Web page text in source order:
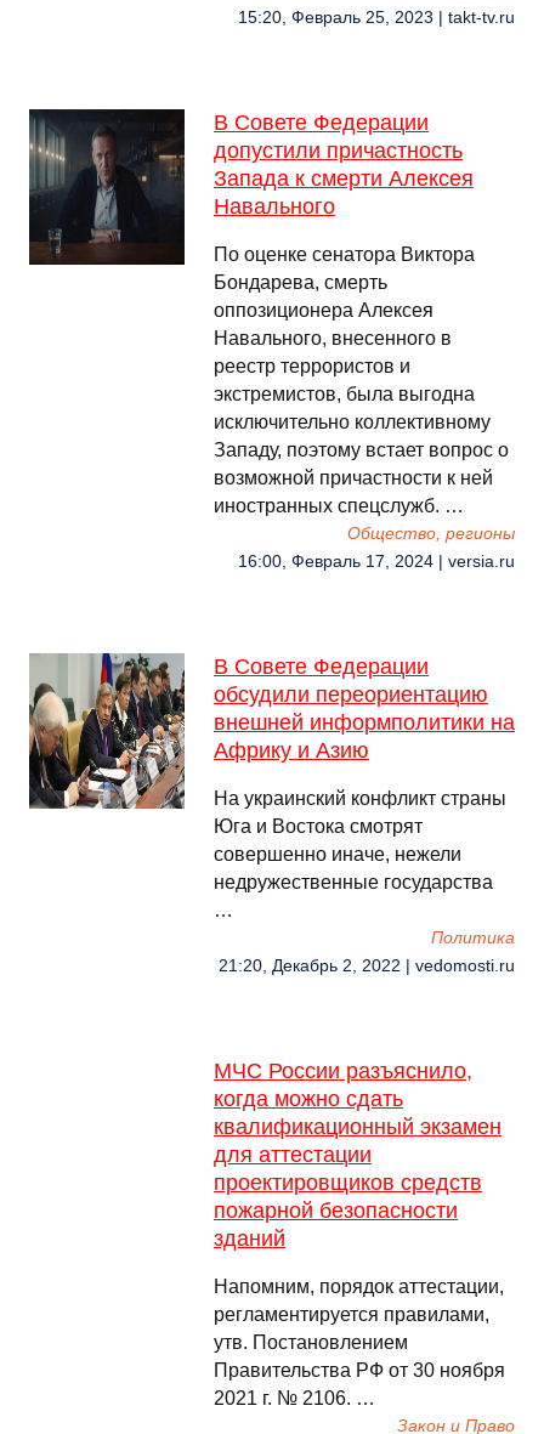
15:20, Февраль 25, 2023 | takt-tv.ru
В Совете Федерации
допустили причастность
Запада к смерти Алексея
Навального
По оценке сенатора Виктора
Бондарева, смерть
оппозиционера Алексея
Навального, внесенного в
реестр террористов и
экстремистов, была выгодна
исключительно коллективному
Западу, поэтому встает вопрос о
возможной причастности к ней
иностранных спецслужб. …
Общество, регионы
16:00, Февраль 17, 2024 | versia.ru
В Совете Федерации
обсудили переориентацию
внешней информполитики на
Африку и Азию
На украинский конфликт страны
Юга и Востока смотрят
совершенно иначе, нежели
недружественные государства
…
Политика
21:20, Декабрь 2, 2022 | vedomosti.ru
МЧС России разъяснило,
когда можно сдать
квалификационный экзамен
для аттестации
проектировщиков средств
пожарной безопасности
зданий
Напомним, порядок аттестации,
регламентируется правилами,
утв. Постановлением
Правительства РФ от 30 ноября
2021 г. № 2106. …
Закон и Право